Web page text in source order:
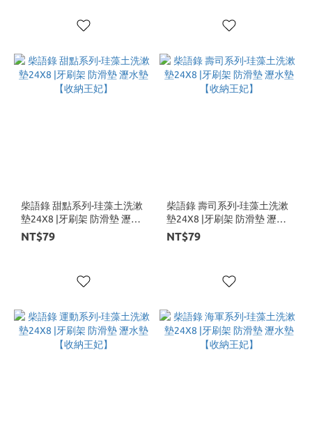
柴語錄 甜點系列-珪藻土洗漱
墊24X8 |牙刷架 防滑墊 瀝水
墊【收納王妃】
NT$79
柴語錄 壽司系列-珪藻土洗漱
墊24X8 |牙刷架 防滑墊 瀝水
墊【收納王妃】
NT$79